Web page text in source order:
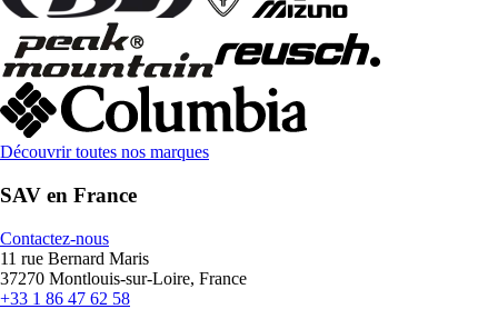
Découvrir toutes nos marques
SAV en France
Contactez-nous
11 rue Bernard Maris
37270 Montlouis-sur-Loire, France
+33 1 86 47 62 58